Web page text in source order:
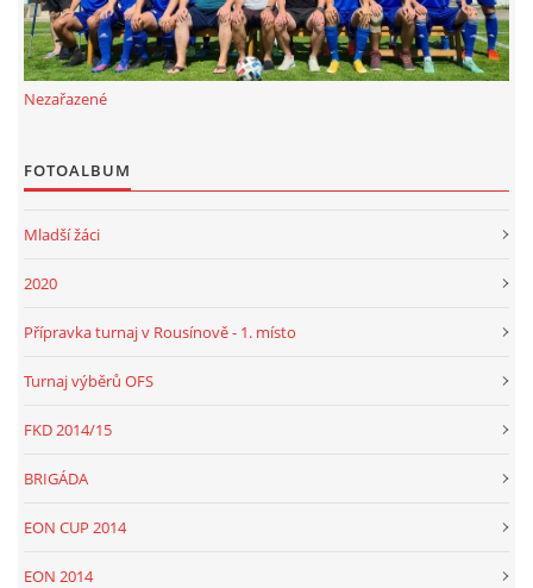
Nezařazené
FOTOALBUM
Mladší žáci
2020
Přípravka turnaj v Rousínově - 1. místo
Turnaj výběrů OFS
FKD 2014/15
BRIGÁDA
EON CUP 2014
EON 2014